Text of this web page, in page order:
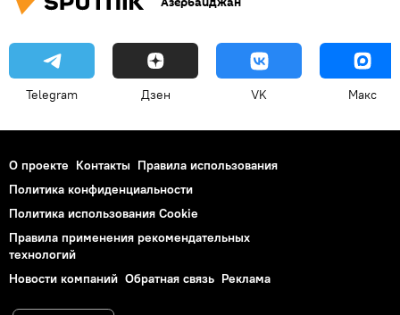
Telegram Дзен VK Макс
О проекте Контакты Правила использования
Политика конфиденциальности
Политика использования Cookie
Правила применения рекомендательных
технологий
Новости компаний Обратная связь Реклама